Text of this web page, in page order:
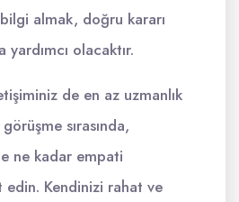
almak, doğru kararı
olacaktır.
de en az uzmanlık
sırasında,
ne kadar empati
Kendinizi rahat ve